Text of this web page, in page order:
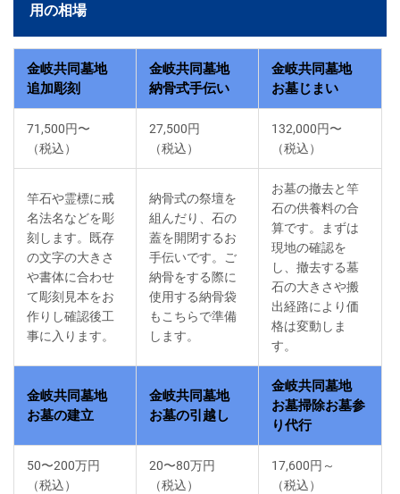
用の相場
金岐共同墓地
追加彫刻
金岐共同墓地
納骨式手伝い
金岐共同墓地
お墓じまい
71,500円〜
（税込）
27,500円
（税込）
132,000円〜
（税込）
竿石や霊標に戒
名法名などを彫
刻します。既存
の文字の大きさ
や書体に合わせ
て彫刻見本をお
作りし確認後工
事に入ります。
納骨式の祭壇を
組んだり、石の
蓋を開閉するお
手伝いです。ご
納骨をする際に
使用する納骨袋
もこちらで準備
します。
お墓の撤去と竿
石の供養料の合
算です。まずは
現地の確認を
し、撤去する墓
石の大きさや搬
出経路により価
格は変動しま
す。
金岐共同墓地
お墓の建立
金岐共同墓地
お墓の引越し
金岐共同墓地
お墓掃除お墓参
り代行
50〜200万円
（税込）
20〜80万円
（税込）
17,600円～
（税込）